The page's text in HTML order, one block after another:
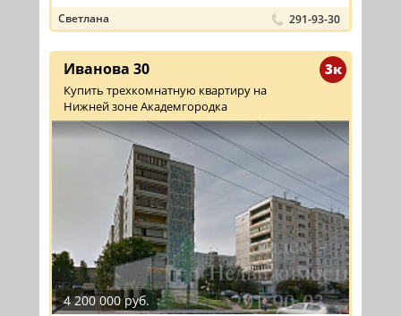
Светлана 291-93-30
3к
Иванова 30
Купить трехкомнатную квартиру на
Нижней зоне Академгородка
4 200 000 руб.